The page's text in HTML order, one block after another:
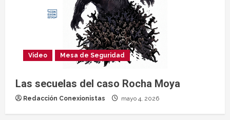
Video Mesa de Seguridad
Las secuelas del caso Rocha Moya
Redacción Conexionistas mayo 4, 2026